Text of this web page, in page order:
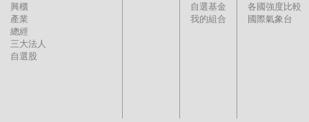
興櫃
產業
總經
三大法人
自選股
自選基金
我的組合
各國強度比較
國際氣象台